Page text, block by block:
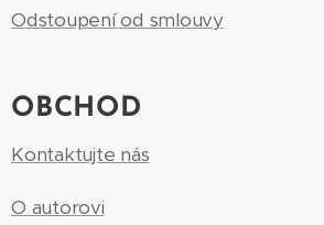
Odstoupení od smlouvy
OBCHOD
Kontaktujte nás
O autorovi